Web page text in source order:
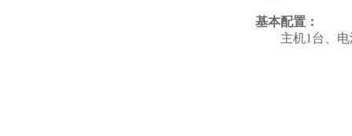
基本配置：
主机1台、